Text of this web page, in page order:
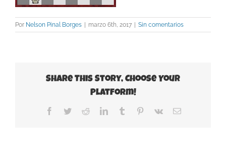
Por Nelson Pinal Borges | marzo 6th, 2017 | Sin comentarios
Share This Story, Choose Your
Platform!
Facebook
TwitterRedditLinkedInTumblr Pinterest
Vk
Correo